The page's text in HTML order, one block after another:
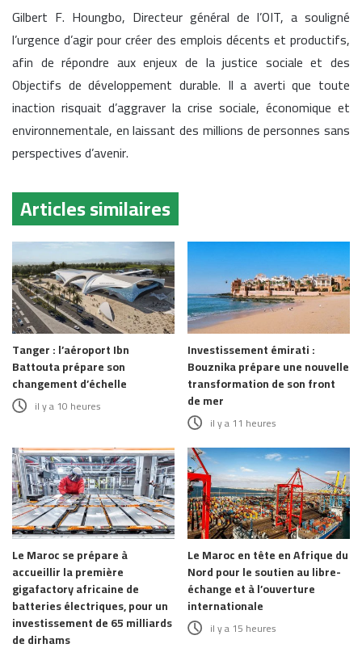
Gilbert F. Houngbo, Directeur général de l’OIT, a souligné
l’urgence d’agir pour créer des emplois décents et productifs,
afin de répondre aux enjeux de la justice sociale et des
Objectifs de développement durable. Il a averti que toute
inaction risquait d’aggraver la crise sociale, économique et
environnementale, en laissant des millions de personnes sans
perspectives d’avenir.
Articles similaires
Tanger : l’aéroport Ibn
Battouta prépare son
changement d’échelle
il y a 10 heures
Investissement émirati :
Bouznika prépare une nouvelle
transformation de son front
de mer
il y a 11 heures
Le Maroc se prépare à
accueillir la première
gigafactory africaine de
batteries électriques, pour un
investissement de 65 milliards
de dirhams
Le Maroc en tête en Afrique du
Nord pour le soutien au libre-
échange et à l’ouverture
internationale
il y a 15 heures